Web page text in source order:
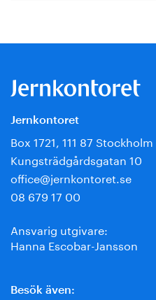
Jernkontoret
Box 1721, 111 87 Stockholm
Kungsträdgårdsgatan 10
office@jernkontoret.se
08 679 17 00
Ansvarig utgivare:
Hanna Escobar-Jansson
Besök även: